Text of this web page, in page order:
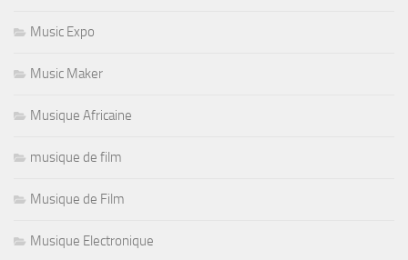
Music Expo
Music Maker
Musique Africaine
musique de film
Musique de Film
Musique Electronique